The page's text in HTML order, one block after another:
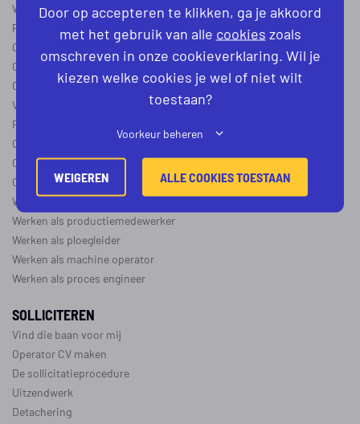
Werken als procesoperator
Procesoperator in de
chemie, voedingsindustrie, farmacie
Operator A
Operator B
Operator C
Verschil operator A, B en C
Procesoperator salaris
Operator opleidingen
–vapro
Over de maakindustrie
Over de procesindustrie
Werken als monteur
Werken als productiemedewerker
Werken als ploegleider
Werken als machine operator
Werken als proces engineer
SOLLICITEREN
Vind die baan voor mij
Operator CV maken
De sollicitatieprocedure
Uitzendwerk
Detachering
Door op accepteren te klikken, ga je akkoord
met het gebruik van alle cookies zoals
omschreven in onze cookieverklaring. Wil je
kiezen welke cookies je wel of niet wilt
toestaan?
Voorkeur beheren
WEIGEREN ALLE COOKIES TOESTAAN